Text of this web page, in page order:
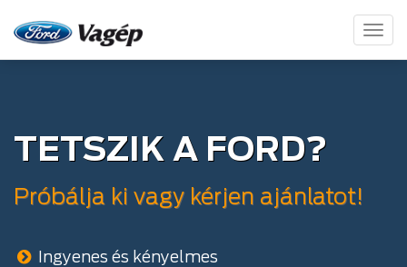
TETSZIK A FORD?
Próbálja ki vagy kérjen ajánlatot!
Ingyenes és kényelmes